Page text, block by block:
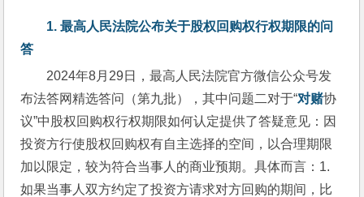
1. 最高人民法院公布关于股权回购权行权期限的问
答
2024年8月29日，最高人民法院官方微信公众号发
布法答网精选答问（第九批），其中问题二对于“对赌协
议”中股权回购权行权期限如何认定提供了答疑意见：因
投资方行使股权回购权有自主选择的空间，以合理期限
加以限定，较为符合当事人的商业预期。具体而言：1.
如果当事人双方约定了投资方请求对方回购的期间，比